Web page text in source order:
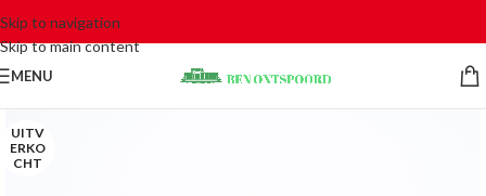
Skip to navigation
Skip to main content
MENU
UITV
ERKO
CHT